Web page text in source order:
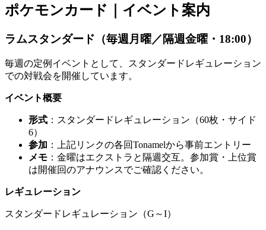
ポケモンカード｜イベント案内
ラムスタンダード（毎週月曜／隔週金曜・18:00）
毎週の定例イベントとして、スタンダードレギュレーション
での対戦会を開催しています。
イベント概要
形式 ：スタンダードレギュレーション（60枚・サイド
6）
参加 ：上記リンクの各回Tonamelから事前エントリー
メモ ：金曜はエクストラと隔週交互。参加賞・上位賞
は開催回のアナウンスでご確認ください。
レギュレーション
スタンダードレギュレーション（G～I）